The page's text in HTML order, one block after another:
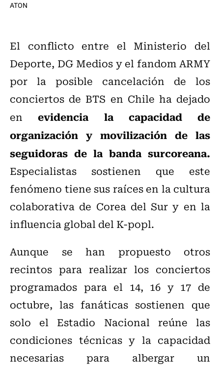
ATON
El conflicto entre el Ministerio del
Deporte, DG Medios y el fandom ARMY
por la posible cancelación de los
conciertos de BTS en Chile ha dejado
enevidencia la capacidad de
organización y movilización de las
seguidoras de la banda surcoreana.
Especialistas sostienen que este
fenómeno tiene sus raíces en la cultura
colaborativa de Corea del Sur y en la
influencia global del K-popl.
Aunque se han propuesto otros
recintos para realizar los conciertos
programados para el 14, 16 y 17 de
octubre, las fanáticas sostienen que
solo el Estadio Nacional reúne las
condiciones técnicas y la capacidad
necesarias para albergar un